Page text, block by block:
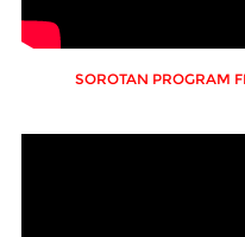
SOROTAN PROGRAM